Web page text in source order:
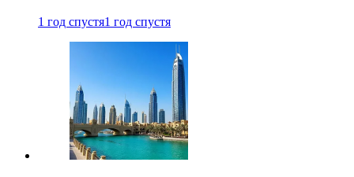
1 год спустя1 год спустя